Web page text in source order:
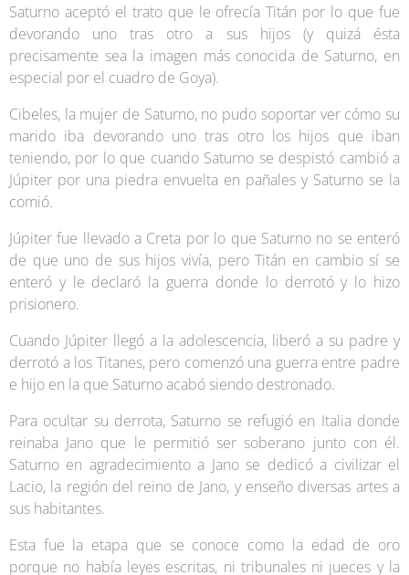
Saturno aceptó el trato que le ofrecía Titán por lo que fue
devorando uno tras otro a sus hijos (y quizá ésta
precisamente sea la imagen más conocida de Saturno, en
especial por el cuadro de Goya).
Cibeles, la mujer de Saturno, no pudo soportar ver cómo su
marido iba devorando uno tras otro los hijos que iban
teniendo, por lo que cuando Saturno se despistó cambió a
Júpiter por una piedra envuelta en pañales y Saturno se la
comió.
Júpiter fue llevado a Creta por lo que Saturno no se enteró
de que uno de sus hijos vivía, pero Titán en cambio sí se
enteró y le declaró la guerra donde lo derrotó y lo hizo
prisionero.
Cuando Júpiter llegó a la adolescencia, liberó a su padre y
derrotó a los Titanes, pero comenzó una guerra entre padre
e hijo en la que Saturno acabó siendo destronado.
Para ocultar su derrota, Saturno se refugió en Italia donde
reinaba Jano que le permitió ser soberano junto con él.
Saturno en agradecimiento a Jano se dedicó a civilizar el
Lacio, la región del reino de Jano, y enseño diversas artes a
sus habitantes.
Esta fue la etapa que se conoce como la edad de oro
porque no había leyes escritas, ni tribunales ni jueces y la